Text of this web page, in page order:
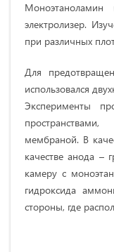
электролизер.
при различных
Для
использовался
Эксперименты
мембраной. В
качестве анода –
камеру с
гидроксида
стороны, где